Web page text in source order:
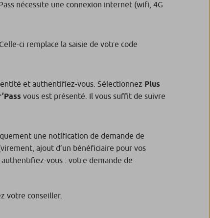
nécessite une connexion internet (wifi, 4G
ci remplace la saisie de votre code
entité et authentifiez-vous. Sélectionnez Plus
vous est présenté. Il vous suffit de suivre
une notification de demande de
ajout d’un bénéficiaire pour vos
vous : votre demande de
votre conseiller.